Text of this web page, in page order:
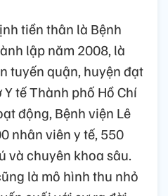
tiền thân là Bệnh
lập năm 2008, là
tuyến quận, huyện đạt
tế Thành phố Hồ Chí
động, Bệnh viện Lê
nhân viên y tế, 550
và chuyên khoa sâu.
là mô hình thu nhỏ